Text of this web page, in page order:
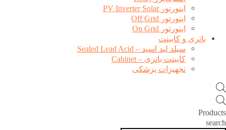
اینورتور PV Inverter Solar
اینورتور Off Grid
اینورتور On Grid
باتری و کابینت
سیلد لید اسید – Sealed Lead Acid
کابینت باتری – Cabinet
تجهیزات پزشکی
Products
search